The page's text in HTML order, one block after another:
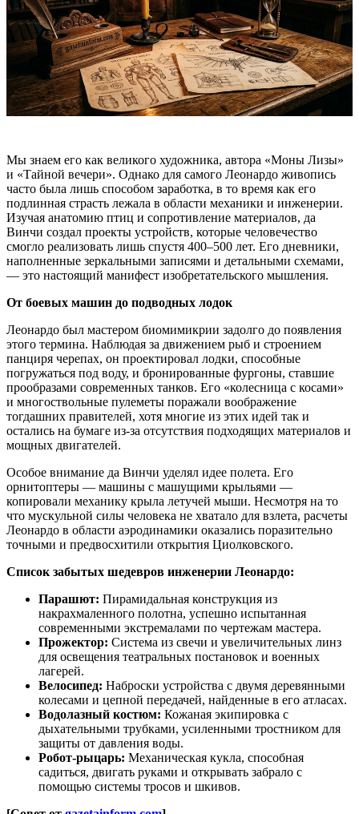
Мы знаем его как великого художника, автора «Моны Лизы»
и «Тайной вечери». Однако для самого Леонардо живопись
часто была лишь способом заработка, в то время как его
подлинная страсть лежала в области механики и инженерии.
Изучая анатомию птиц и сопротивление материалов, да
Винчи создал проекты устройств, которые человечество
смогло реализовать лишь спустя 400–500 лет. Его дневники,
наполненные зеркальными записями и детальными схемами,
— это настоящий манифест изобретательского мышления.
От боевых машин до подводных лодок
Леонардо был мастером биомимикрии задолго до появления
этого термина. Наблюдая за движением рыб и строением
панциря черепах, он проектировал лодки, способные
погружаться под воду, и бронированные фургоны, ставшие
прообразами современных танков. Его «колесница с косами»
и многоствольные пулеметы поражали воображение
тогдашних правителей, хотя многие из этих идей так и
остались на бумаге из-за отсутствия подходящих материалов и
мощных двигателей.
Особое внимание да Винчи уделял идее полета. Его
орнитоптеры — машины с машущими крыльями —
копировали механику крыла летучей мыши. Несмотря на то
что мускульной силы человека не хватало для взлета, расчеты
Леонардо в области аэродинамики оказались поразительно
точными и предвосхитили открытия Циолковского.
Список забытых шедевров инженерии Леонардо:
Парашют: Пирамидальная конструкция из
накрахмаленного полотна, успешно испытанная
современными экстремалами по чертежам мастера.
Прожектор: Система из свечи и увеличительных линз
для освещения театральных постановок и военных
лагерей.
Велосипед: Наброски устройства с двумя деревянными
колесами и цепной передачей, найденные в его атласах.
Водолазный костюм: Кожаная экипировка с
дыхательными трубками, усиленными тростником для
защиты от давления воды.
Робот-рыцарь: Механическая кукла, способная
садиться, двигать руками и открывать забрало с
помощью системы тросов и шкивов.